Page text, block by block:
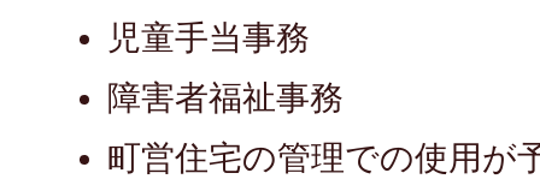
児童手当事務
障害者福祉事務
町営住宅の管理での使用が